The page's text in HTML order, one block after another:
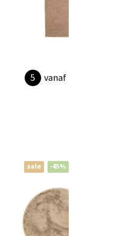
vanaf
sale -45%